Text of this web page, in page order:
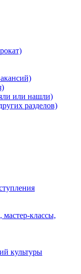
или нашли)
разделов)
классы,
культуры